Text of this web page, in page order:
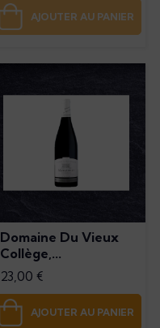
AJOUTER AU PANIER
Domaine Du Vieux
Collège,...
Prix
23,00 €
AJOUTER AU PANIER